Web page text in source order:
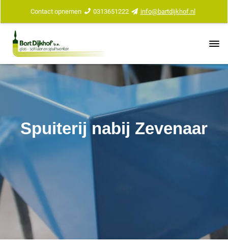
Contact opnemen 0313651222 info@bartdijkhof.nl
Spuiterij nabij Zevenaar